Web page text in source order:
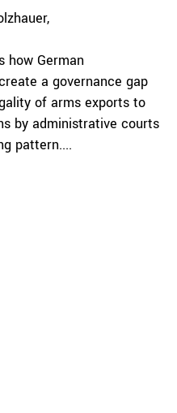
how German
a governance gap
of arms exports to
by administrative courts
pattern....